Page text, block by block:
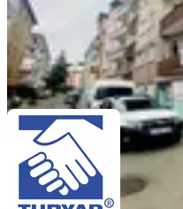
TURYAP TRABZON
Ara